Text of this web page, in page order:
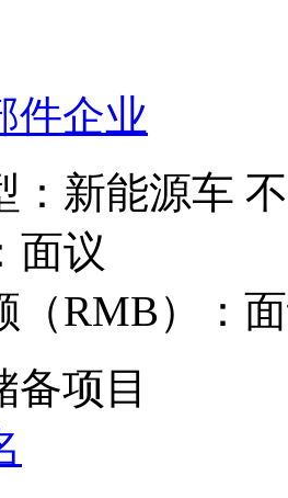
件企业
新能源车
面议
（RMB）：
备项目